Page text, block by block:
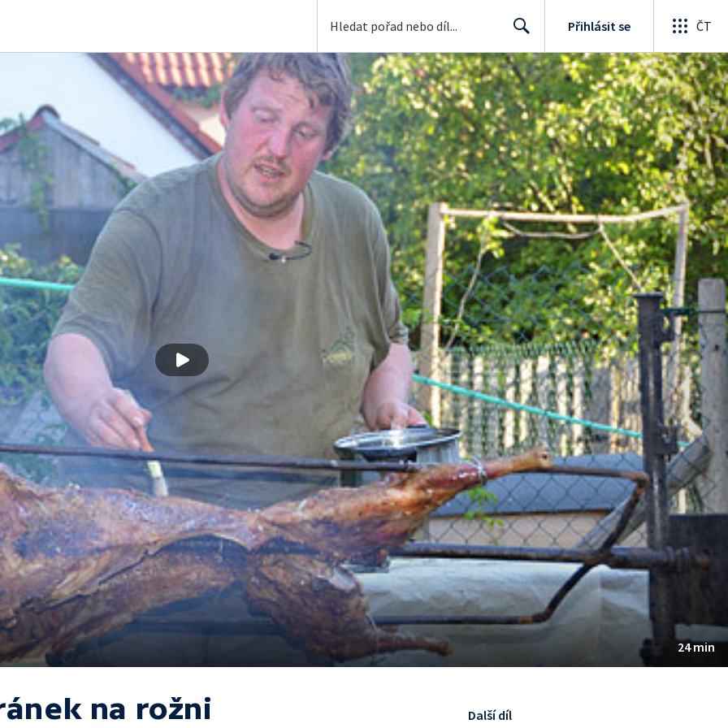
Search
Přihlásit se ČT
24 min
na rožni Další díl